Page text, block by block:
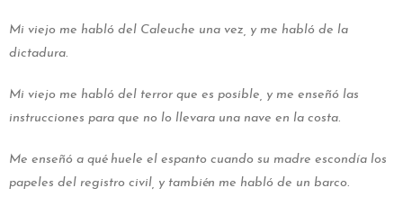
Mi viejo me habló del Caleuche una vez, y me habló de la
dictadura.
Mi viejo me habló del terror que es posible, y me enseñó las
instrucciones para que no lo llevara una nave en la costa.
Me enseñó a qué huele el espanto cuando su madre escondía los
papeles del registro civil, y también me habló de un barco.